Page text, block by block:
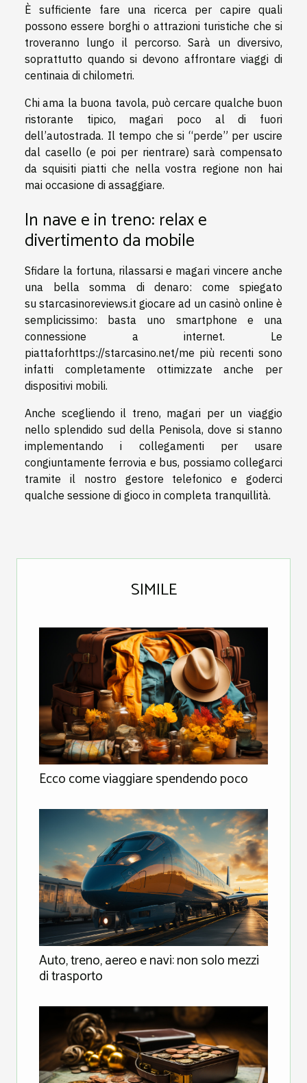
È sufficiente fare una ricerca per capire quali
possono essere borghi o attrazioni turistiche che si
troveranno lungo il percorso. Sarà un diversivo,
soprattutto quando si devono affrontare viaggi di
centinaia di chilometri.
Chi ama la buona tavola, può cercare qualche buon
ristorante tipico, magari poco al di fuori
dell’autostrada. Il tempo che si “perde” per uscire
dal casello (e poi per rientrare) sarà compensato
da squisiti piatti che nella vostra regione non hai
mai occasione di assaggiare.
In nave e in treno: relax e
divertimento da mobile
Sfidare la fortuna, rilassarsi e magari vincere anche
una bella somma di denaro: come spiegato
su starcasinoreviews.it giocare ad un casinò online è
semplicissimo: basta uno smartphone e una
connessione a internet. Le
piattaforhttps://starcasino.net/me più recenti sono
infatti completamente ottimizzate anche per
dispositivi mobili.
Anche scegliendo il treno, magari per un viaggio
nello splendido sud della Penisola, dove si stanno
implementando i collegamenti per usare
congiuntamente ferrovia e bus, possiamo collegarci
tramite il nostro gestore telefonico e goderci
qualche sessione di gioco in completa tranquillità.
SIMILE
Ecco come viaggiare spendendo poco
Auto, treno, aereo e navi: non solo mezzi
di trasporto